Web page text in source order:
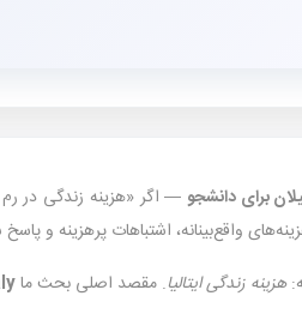
برای دانشجو
واقع‌بینانه، اشتباهات پرهزینه و
هزینه زندگی ایتالیا. مقصد اصلی بحث ما